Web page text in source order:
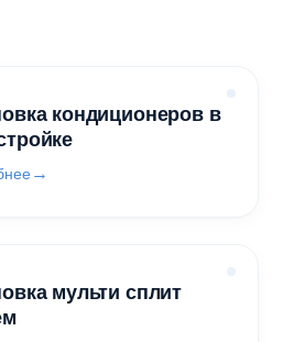
кондиционеров в
мульти сплит